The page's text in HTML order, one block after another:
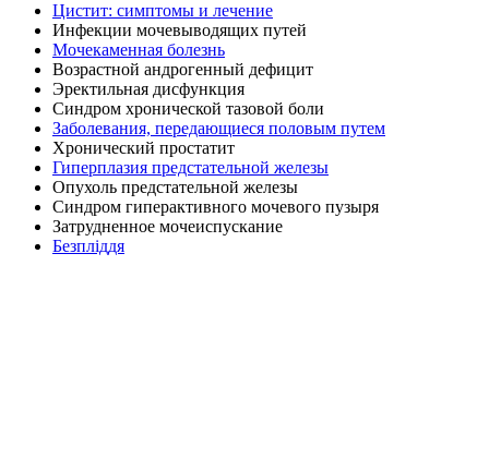
Цистит: симптомы и лечение
Инфекции мочевыводящих путей
Мочекаменная болезнь
Возрастной андрогенный дефицит
Эректильная дисфункция
Синдром хронической тазовой боли
Заболевания, передающиеся половым путем
Хронический простатит
Гиперплазия предстательной железы
Опухоль предстательной железы
Синдром гиперактивного мочевого пузыря
Затрудненное мочеиспускание
Безпліддя